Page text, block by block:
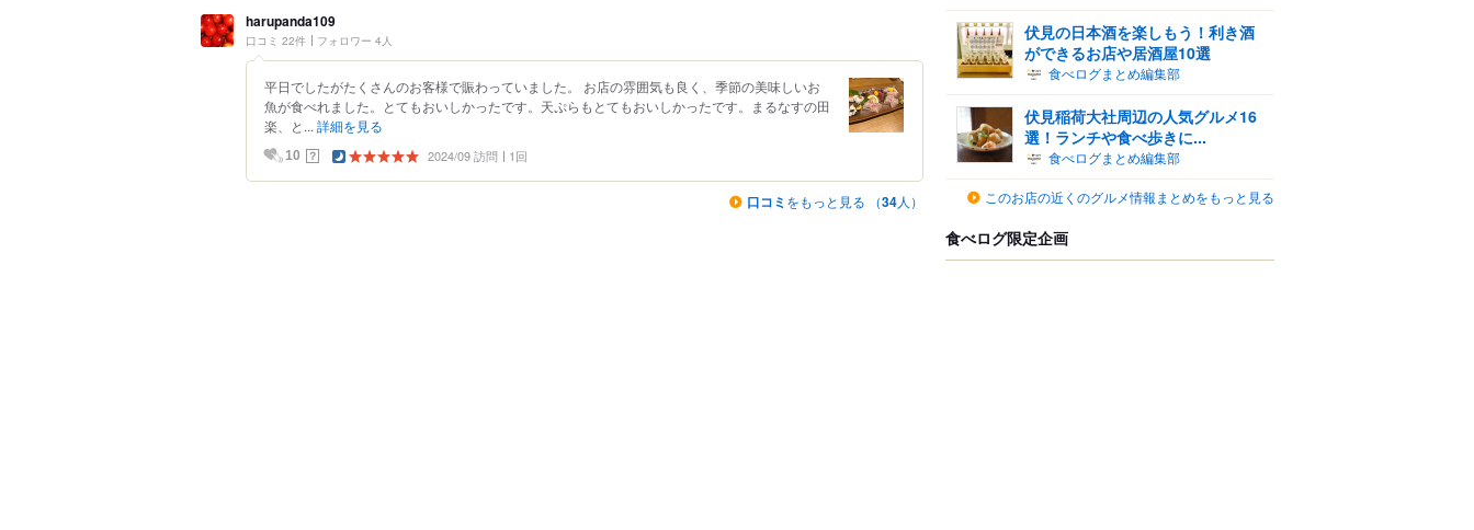
harupanda109
口コミ 22件 フォロワー 4人
平日でしたがたくさんのお客様で賑わっていました。 お店の雰囲気も良く、季節の美味しいお
魚が食べれました。とてもおいしかったです。天ぷらもとてもおいしかったです。まるなすの田
楽、と... 詳細を見る
10 ？ 2024/09 訪問 1回
口コミ をもっと見る （34人）
伏見の日本酒を楽しもう！利き酒
ができるお店や居酒屋10選
食べログまとめ編集部
伏見稲荷大社周辺の人気グルメ16
選！ランチや食べ歩きに...
食べログまとめ編集部
このお店の近くのグルメ情報まとめをもっと見る
食べログ限定企画